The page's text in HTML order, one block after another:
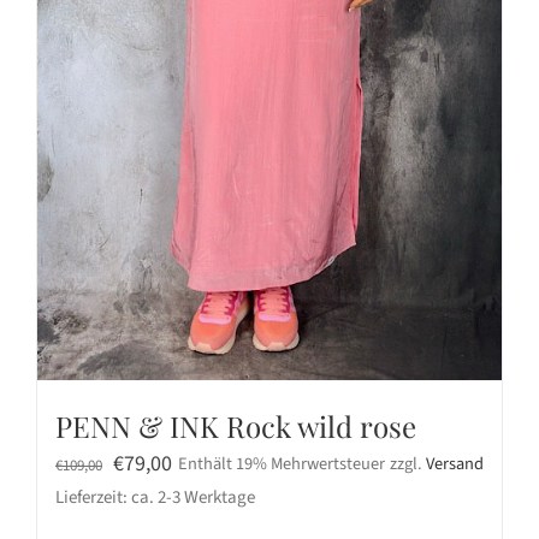
PENN & INK Rock wild rose
€109,00 Ursprünglicher
Preis
€79,00Aktueller
Preis
Enthält 19% Mehrwertsteuer zzgl.Versand
Lieferzeit: ca. 2-3 Werktage